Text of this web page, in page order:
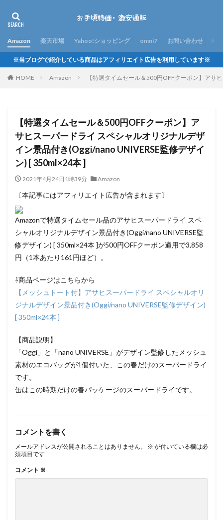
Amazon 楽天市場 Yahoo!ショッピング omni7 お問い合わせ
※当ブログで紹介している商品はアフィリエイト広告を利用しています※
HOME Amazon 【特選タイムセール＆500円OFFクーポン】アサ
【特選タイムセール＆500円OFFクーポン】ア
サヒスーパードライ スペシャルオリジナルデザ
イン景品付き(Oggi/nano UNIVERSE監修デザイ
ン) [ 350ml×24本 ]
2021年4月24日1時39分 Amazon
〔本記事にはアフィリエイト広告が含まれます〕
Amazonで特選タイムセール品のアサヒスーパードライ スペ
シャルオリジナルデザイン景品付き(Oggi/nano UNIVERSE監
修デザイン) [ 350ml×24本 ]が500円OFFクーポン適用で3,858
円（1本あたり161円ほど）。
⇩商品ページはこちらから
【メッシュトート付】アサヒスーパードライ スペシャルオリ
ジナルデザイン景品付き(Oggi/nano UNIVERSE監修デザイン)
[ 350ml×24本 ]
【商品説明】
「Oggi」と「nano UNIVERSE」がデザイン監修したメッシュ
素材のエコバッグが1個付いた、この春だけのスーパードライ
です。
缶はこの時期だけの春パッケージのスーパードライです。
コメントを書く
メールアドレスが公開されることはありません。 ※ が付いている欄は必
須項目です
コメント ※